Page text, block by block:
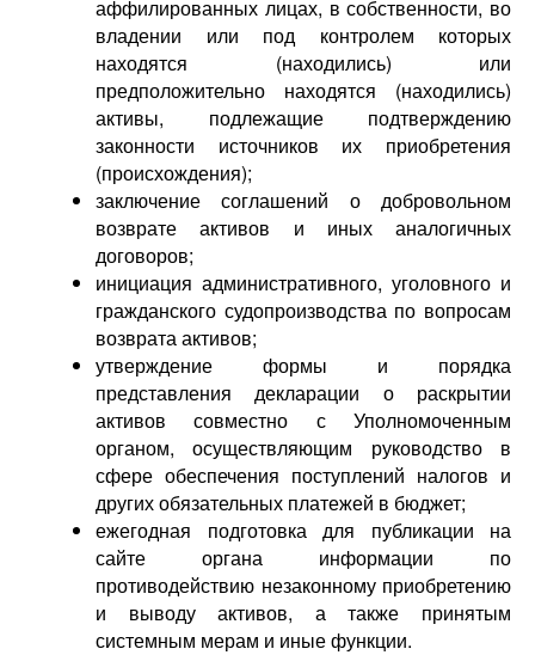
аффилированных лицах, в собственности, во
владении или под контролем которых
находятся (находились) или
предположительно находятся (находились)
активы, подлежащие подтверждению
законности источников их приобретения
(происхождения);
заключение соглашений о добровольном
возврате активов и иных аналогичных
договоров;
инициация административного, уголовного и
гражданского судопроизводства по вопросам
возврата активов;
утверждение формы и порядка
представления декларации о раскрытии
активов совместно с Уполномоченным
органом, осуществляющим руководство в
сфере обеспечения поступлений налогов и
других обязательных платежей в бюджет;
ежегодная подготовка для публикации на
сайте органа информации по
противодействию незаконному приобретению
и выводу активов, а также принятым
системным мерам и иные функции.